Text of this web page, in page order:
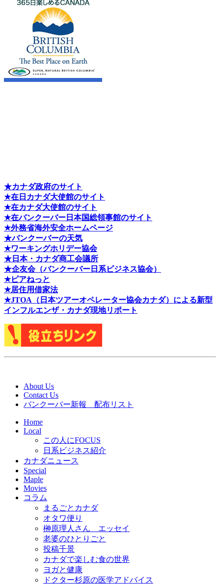
★カナダ政府のサイト
★在日カナダ大使館のサイト
★在カナダ大使館のサイト
★在バンクーバー日本国総領事館のサイト
★外務省海外安全ホームページ
★バンクーバーの天気
★ワーキングホリデー協会
★日本・カナダ商工会議所
★企友会（バンクーバー日系ビジネス協会）
★ピアねっと
★居住用借家法
★JTOA（日本ツアーオペレーター協会カナダ）による新型
インフルエンザ・カナダ現地リポート
About Us
Contact Us
バンクーバー新報 配布リスト
Home
Local
この人にFOCUS
日系ビジネス紹介
カナダニュース
Special
Maple
Movies
コラム
まるごとカナダ
オタワ便り
榊原理人さん エッセイ
老婆のひとりごと
投稿千景
カナダで楽しむ食の世界
ヨガと健康
ドクター杉原の医学アドバイス